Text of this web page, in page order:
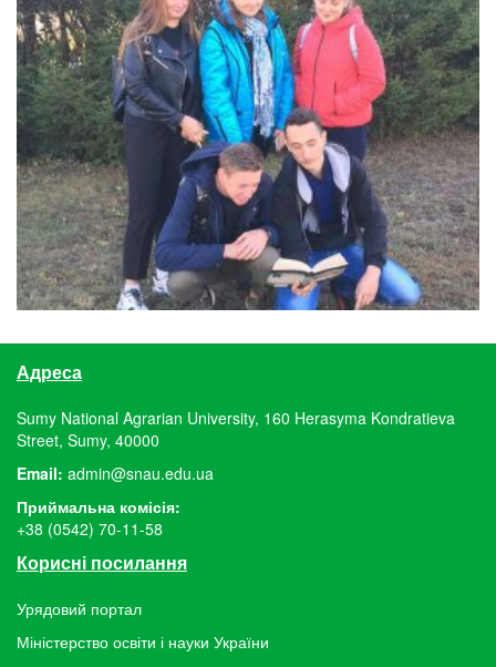
Адреса
Sumy National Agrarian University, 160 Herasyma Kondratieva
Street, Sumy, 40000
Email: admin@snau.edu.ua
Приймальна комісія:
+38 (0542) 70-11-58
Корисні посилання
Урядовий портал
Міністерство освіти і науки України